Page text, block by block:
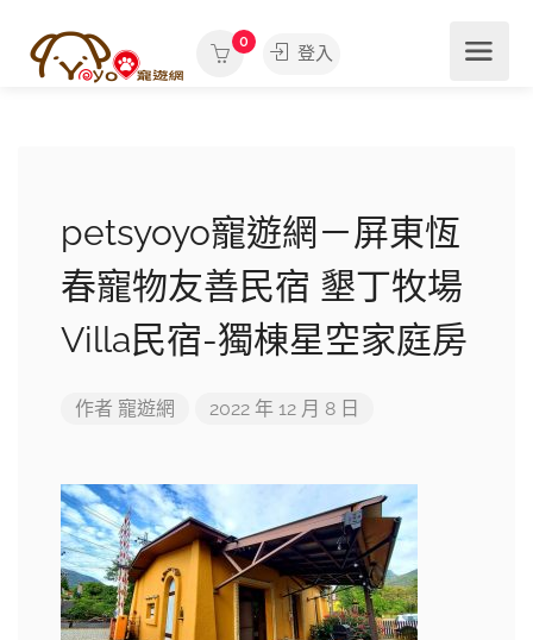
0
登入
petsyoyo寵遊網－屏東恆
春寵物友善民宿 墾丁牧場
Villa民宿-獨棟星空家庭房
作者 寵遊網 2022 年 12 月 8 日